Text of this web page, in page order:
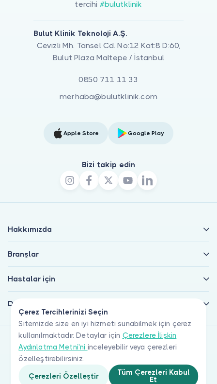
Çerez Tercihlerinizi Seçin
Sitemizde size en iyi hizmeti sunabilmek için çerez
kullanılmaktadır. Detaylar için Çerezlere İlişkin
Aydınlatma Metni'ni inceleyebilir veya çerezleri
özelleştirebilirsiniz.
Çerezleri Özelleştir
Tüm Çerezleri Kabul
Et
tercihi #bulutklinik
Bulut Klinik Teknoloji A.Ş.
Cevizli Mh. Tansel Cd. No:12 Kat:8 D:60,
Bulut Plaza Maltepe / İstanbul
0850 711 11 33
merhaba@bulutklinik.com
Apple Store Google Play
Bizi takip edin
Hakkımızda
Branşlar
Hastalar için
Doktorlar için